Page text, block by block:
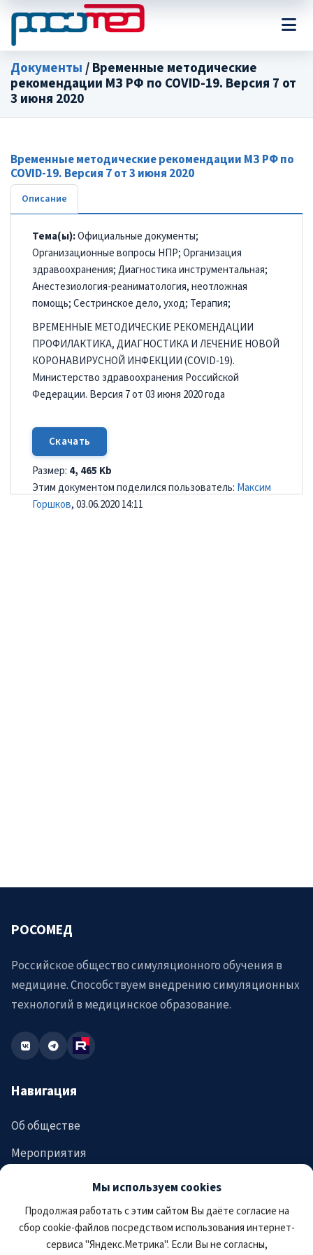
Мы используем cookies
Продолжая работать с этим сайтом Вы даёте согласие на
сбор cookie-файлов посредством использования интернет-
сервиса "Яндекс.Метрика". Если Вы не согласны,
Документы/ Временные методические
рекомендации МЗ РФ по COVID-19. Версия 7 от
3 июня 2020
Временные методические рекомендации МЗ РФ по
COVID-19. Версия 7 от 3 июня 2020
Описание
Тема(ы):Официальные документы;
Организационные вопросы НПР; Организация
здравоохранения; Диагностика инструментальная;
Анестезиология-реаниматология, неотложная
помощь; Сестринское дело, уход; Терапия;
ВРЕМЕННЫЕ МЕТОДИЧЕСКИЕ РЕКОМЕНДАЦИИ
ПРОФИЛАКТИКА, ДИАГНОСТИКА И ЛЕЧЕНИЕ НОВОЙ
КОРОНАВИРУСНОЙ ИНФЕКЦИИ (COVID-19).
Министерство здравоохранения Российской
Федерации. Версия 7 от 03 июня 2020 года
Скачать
Размер: 4, 465 Kb
Этим документом поделился пользователь: Максим
Горшков, 03.06.2020 14:11
РОСОМЕД
Российское общество симуляционного обучения в
медицине. Способствуем внедрению симуляционных
технологий в медицинское образование.
Навигация
Об обществе
Мероприятия
Новости
Журнал